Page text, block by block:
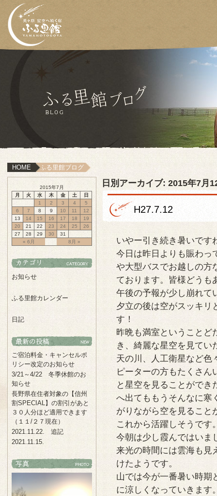
HOME ふる里館ブログ
日別アーカイブ: 2015年7月
H27.7.12
いやー引き続き暑いです
今日は昨日よりも賑わっ
や大型バスでお越しの方
ております。皆様どうも
午後の予報が少し崩れて
夕立の後は空がスッキリ
す！
昨晩も満室ということど
き、綺麗な星空を見てい
天の川、人工衛星など色
ピーターの方もたくさん
と星空を見ることができ
へ出てももうそんなに寒
がりながら空を見ること
これから活躍しそうです
今朝は少し霞んではいま
来光の時間には雲海も見
けたようです。
山では今が一番暑い時期
に涼しくなっていきます
2015年7月
月
火 水 木 金 土 日
« 6月 8月 »
1 2 3 4
5
6
7 8 9 10 11
12
13
14 15 16 17 18
19
20
21 22 23 24 25
26
27
28 29 30 31
お知らせ
ふる里館カレンダー
日記
ご宿泊料金・キャンセルポ
リシー改定のお知らせ
3/21～4/22 冬季休館のお
知らせ
長野県在住者対象の【信州
割SPECIAL】の割引があと
３０人分ほど適用できます
（１１/２７現在）
2021.11.22. 追記
2021.11.15.